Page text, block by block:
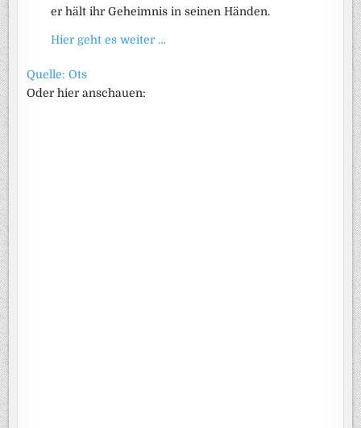
er hält ihr Geheimnis in seinen Händen.
Hier geht es weiter …
Quelle: Ots
Oder hier anschauen: